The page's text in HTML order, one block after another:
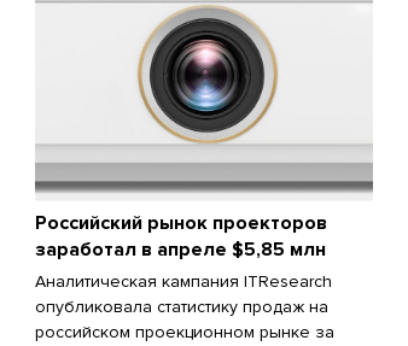
Российский рынок проекторов
заработал в апреле $5,85 млн
Аналитическая кампания ITResearch
опубликовала статистику продаж на
российском проекционном рынке за